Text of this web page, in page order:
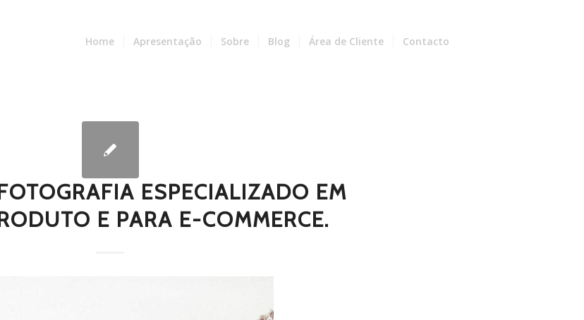
Home Apresentação Sobre Blog Área de Cliente Contacto
ESPECIALIZADO EM
E PARA E-COMMERCE.